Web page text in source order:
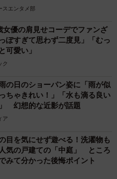
スエンタメ部
優の肩見せコーデでファンざ
ぽすぎて思わず二度見」「むっ
可愛い」
ク
の日のショーパン姿に「雨が似
ちゃきれい！」「水も滴る良い
幻想的な近影が話題
ア
目を気にせず遊べる！洗濯物も
気の戸建ての「中庭」 ところ
みて分かった後悔ポイント